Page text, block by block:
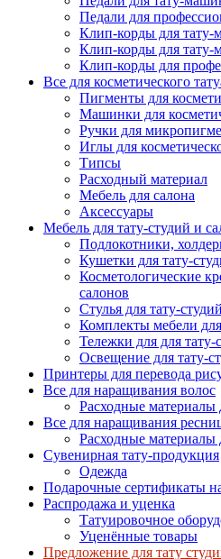
Педали для
Клип-корды для тату-
Клип-корды для тату-
Клип-корды для
Все для косметического
Пигменты для
Машинки для
Ручки для
Иглы для
Типсы
Расходный материал
Мебель для салона
Аксессуары
Мебель для тату-студий и
Подлокотники,
Кушетки для тату-
Косметологические
салонов
Стулья для тату-
Комплекты мебели
Тележки для для тату-
Освещение для тату-
Принтеры для перевода
Все для наращивания волос
Расходные материалы
Все для наращивания
Расходные материалы
Сувенирная тату-продукция
Одежда
Подарочные сертификаты
Распродажа и уценка
Татуировочное
Уценённые товары
Предложение для тату